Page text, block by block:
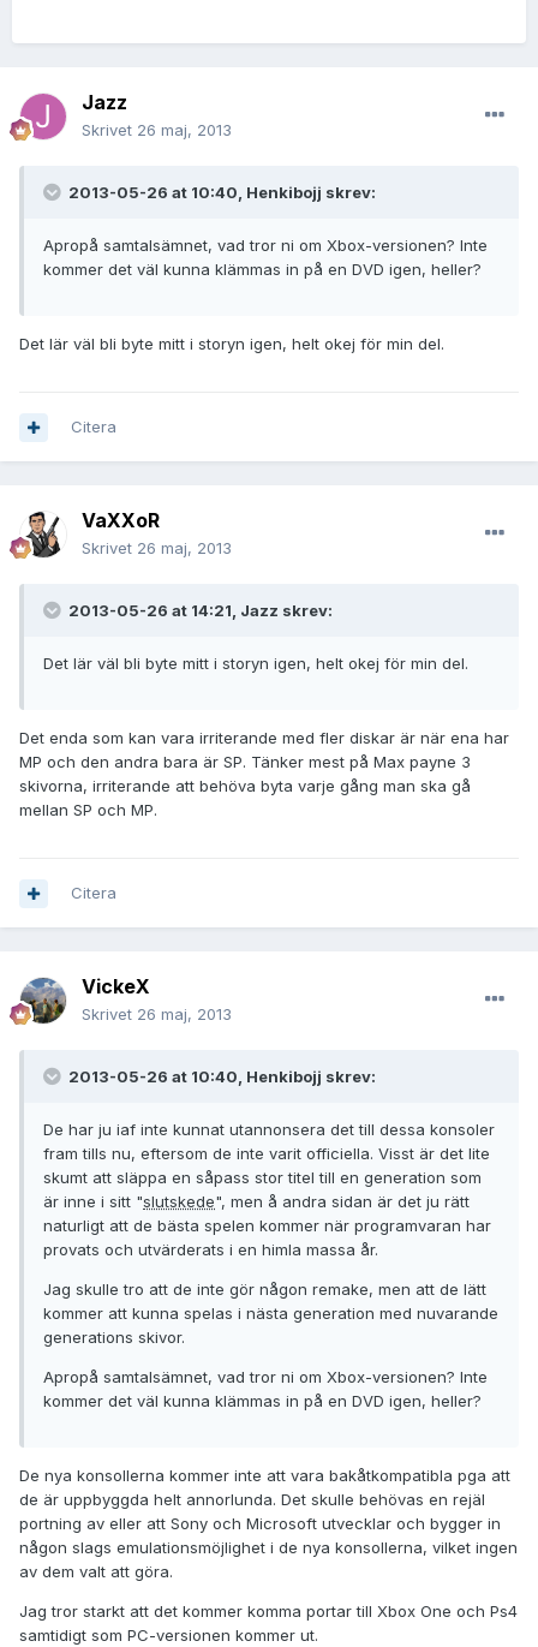
Jazz
Skrivet 26 maj, 2013
2013-05-26 at 10:40, Henkibojj skrev:
Apropå samtalsämnet, vad tror ni om Xbox-versionen? Inte
kommer det väl kunna klämmas in på en DVD igen, heller?
Det lär väl bli byte mitt i storyn igen, helt okej för min del.
Citera
VaXXoR
Skrivet 26 maj, 2013
2013-05-26 at 14:21, Jazz skrev:
Det lär väl bli byte mitt i storyn igen, helt okej för min del.
Det enda som kan vara irriterande med fler diskar är när ena har
MP och den andra bara är SP. Tänker mest på Max payne 3
skivorna, irriterande att behöva byta varje gång man ska gå
mellan SP och MP.
Citera
VickeX
Skrivet 26 maj, 2013
2013-05-26 at 10:40, Henkibojj skrev:
De har ju iaf inte kunnat utannonsera det till dessa konsoler
fram tills nu, eftersom de inte varit officiella. Visst är det lite
skumt att släppa en såpass stor titel till en generation som
är inne i sitt "slutskede", men å andra sidan är det ju rätt
naturligt att de bästa spelen kommer när programvaran har
provats och utvärderats i en himla massa år.
Jag skulle tro att de inte gör någon remake, men att de lätt
kommer att kunna spelas i nästa generation med nuvarande
generations skivor.
Apropå samtalsämnet, vad tror ni om Xbox-versionen? Inte
kommer det väl kunna klämmas in på en DVD igen, heller?
De nya konsollerna kommer inte att vara bakåtkompatibla pga att
de är uppbyggda helt annorlunda. Det skulle behövas en rejäl
portning av eller att Sony och Microsoft utvecklar och bygger in
någon slags emulationsmöjlighet i de nya konsollerna, vilket ingen
av dem valt att göra.
Jag tror starkt att det kommer komma portar till Xbox One och Ps4
samtidigt som PC-versionen kommer ut.